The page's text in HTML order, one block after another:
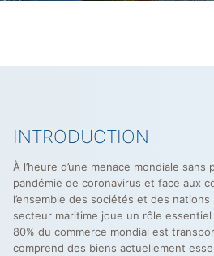
INTRODUCTION
À l’heure d’une menace mondiale
pandémie de coronavirus et face aux
l’ensemble des sociétés et des
secteur maritime joue un rôle
80% du commerce mondial est
comprend des biens actuellement